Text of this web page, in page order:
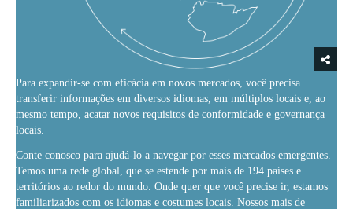
Para expandir-se com eficácia em novos mercados, você precisa
transferir informações em diversos idiomas, em múltiplos locais e, ao
mesmo tempo, acatar novos requisitos de conformidade e governança
locais.
Conte conosco para ajudá-lo a navegar por esses mercados emergentes.
Temos uma rede global, que se estende por mais de 194 países e
territórios ao redor do mundo. Onde quer que você precise ir, estamos
familiarizados com os idiomas e costumes locais. Nossos mais de